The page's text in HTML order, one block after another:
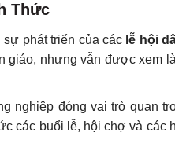
Thức
phát triển của các lễ hội
nhưng vẫn được xem
nghiệp đóng vai trò quan
các buổi lễ, hội chợ và các